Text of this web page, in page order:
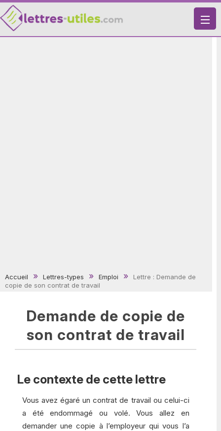
X
Accueil Lettres-types Emploi
Lettre : Demande de
copie de son contrat de travail
Demande de copie de
son contrat de travail
Le contexte de cette lettre
Vous avez égaré un contrat de travail ou celui-ci
a été endommagé ou volé. Vous allez en
demander une copie à l’employeur qui vous l’a